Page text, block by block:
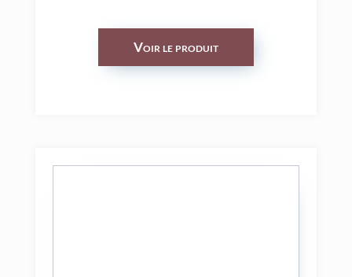
Voir le produit